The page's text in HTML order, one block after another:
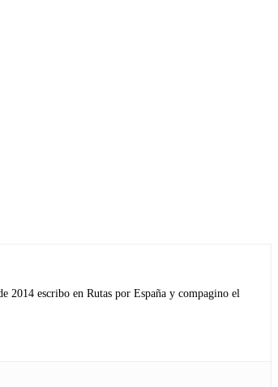
2014 escribo en Rutas por España y compagino el